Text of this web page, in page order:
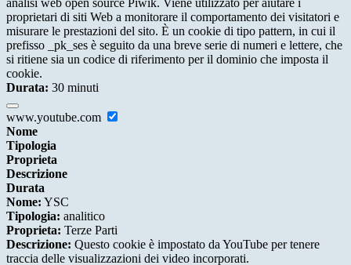
analisi web open source Piwik. Viene utilizzato per aiutare i
proprietari di siti Web a monitorare il comportamento dei visitatori e
misurare le prestazioni del sito. È un cookie di tipo pattern, in cui il
prefisso _pk_ses è seguito da una breve serie di numeri e lettere, che
si ritiene sia un codice di riferimento per il dominio che imposta il
cookie.
Durata: 30 minuti
www.youtube.com
Nome
Tipologia
Proprieta
Descrizione
Durata
Nome: YSC
Tipologia: analitico
Proprieta: Terze Parti
Descrizione: Questo cookie è impostato da YouTube per tenere
traccia delle visualizzazioni dei video incorporati.